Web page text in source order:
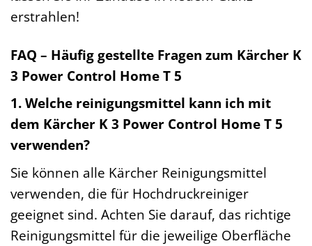
erstrahlen!
FAQ – Häufig gestellte Fragen zum Kärcher K
3 Power Control Home T 5
1. Welche reinigungsmittel kann ich mit
dem Kärcher K 3 Power Control Home T 5
verwenden?
Sie können alle Kärcher Reinigungsmittel
verwenden, die für Hochdruckreiniger
geeignet sind. Achten Sie darauf, das richtige
Reinigungsmittel für die jeweilige Oberfläche